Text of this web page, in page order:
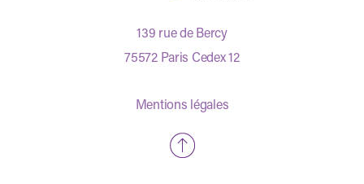
139 rue de Bercy
75572 Paris Cedex 12
Mentions légales